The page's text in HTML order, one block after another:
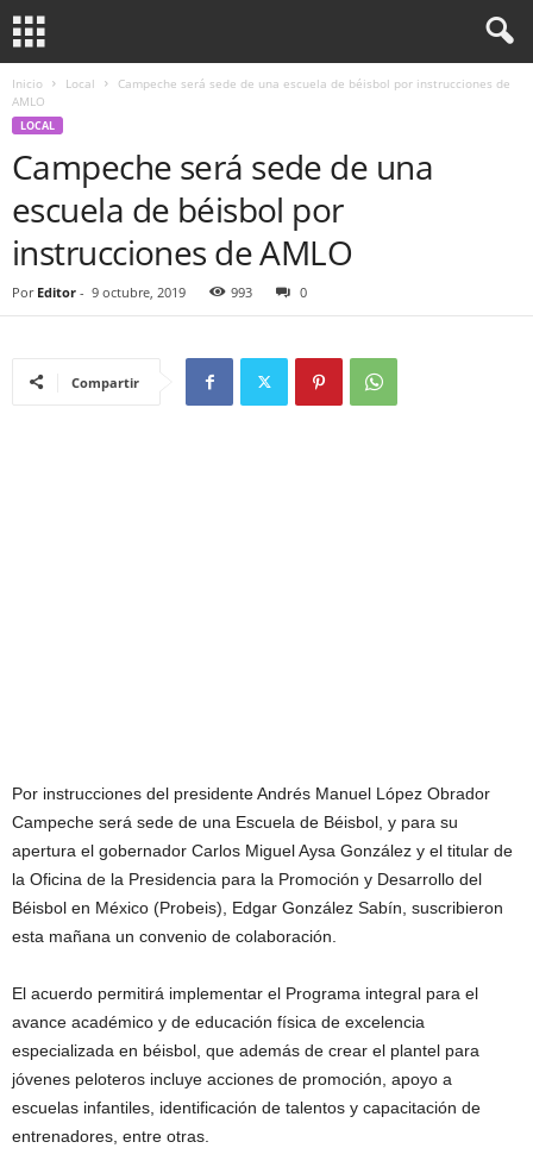
Inicio Local
Campeche será sede de una escuela de béisbol por instrucciones de
AMLO
LOCAL
Campeche será sede de una
escuela de béisbol por
instrucciones de AMLO
Por Editor - 9 octubre, 2019 993 0
Compartir
Por instrucciones del presidente Andrés Manuel López Obrador
Campeche será sede de una Escuela de Béisbol, y para su
apertura el gobernador Carlos Miguel Aysa González y el titular de
la Oficina de la Presidencia para la Promoción y Desarrollo del
Béisbol en México (Probeis), Edgar González Sabín, suscribieron
esta mañana un convenio de colaboración.
El acuerdo permitirá implementar el Programa integral para el
avance académico y de educación física de excelencia
especializada en béisbol, que además de crear el plantel para
jóvenes peloteros incluye acciones de promoción, apoyo a
escuelas infantiles, identificación de talentos y capacitación de
entrenadores, entre otras.